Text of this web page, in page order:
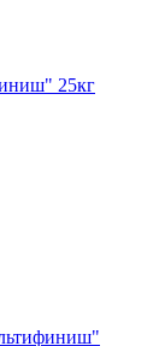
25кг